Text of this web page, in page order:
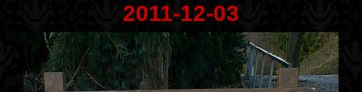
2011-12-03